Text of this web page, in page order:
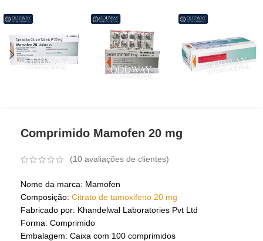
Comprimido Mamofen 20 mg
(10 avaliações de clientes)
Nome da marca: Mamofen
Composição: Citrato de tamoxifeno 20 mg
Fabricado por: Khandelwal Laboratories Pvt Ltd
Forma: Comprimido
Embalagem: Caixa com 100 comprimidos